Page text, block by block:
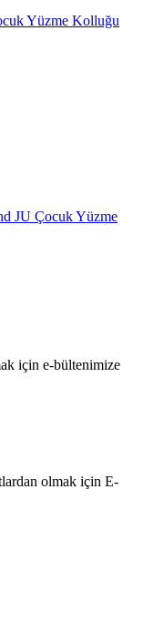
Yüzme Kolluğu
JU Çocuk Yüzme
için e-bültenimize
olmak için E-